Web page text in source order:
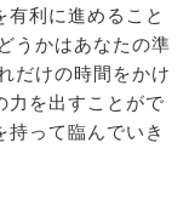
利に進めること
うかはあなたの準
だけの時間をかけ
力を出すことがで
って臨んでいき